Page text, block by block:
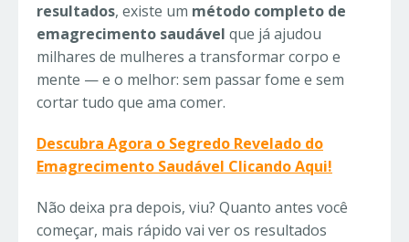
resultados, existe um método completo de
emagrecimento saudável que já ajudou
milhares de mulheres a transformar corpo e
mente — e o melhor: sem passar fome e sem
cortar tudo que ama comer.
Descubra Agora o Segredo Revelado do
Emagrecimento Saudável Clicando Aqui!
Não deixa pra depois, viu? Quanto antes você
começar, mais rápido vai ver os resultados